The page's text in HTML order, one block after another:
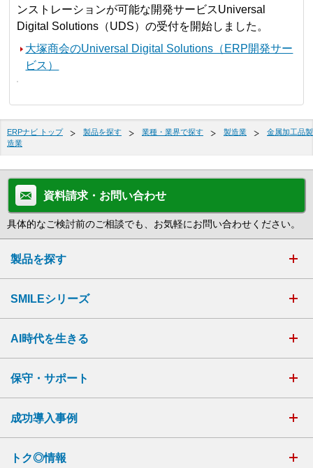
ンストレーションが可能な開発サービスUniversal
Digital Solutions（UDS）の受付を開始しました。
大塚商会のUniversal Digital Solutions（ERP開発サー
ビス）
ERPナビ トップ 製品を探す 業種・業界で探す 製造業
金属加工品製
造業
資料請求・お問い合わせ
具体的なご検討前のご相談でも、お気軽にお問い合わせください。
製品を探す
SMILEシリーズ
AI時代を生きる
保守・サポート
成功導入事例
トク◎情報